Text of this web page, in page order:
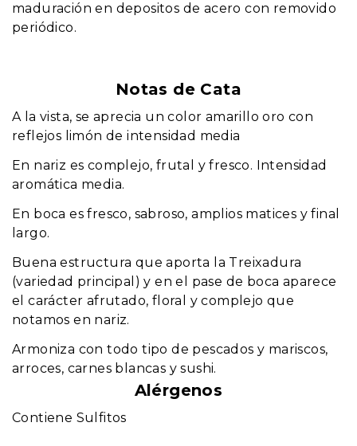
maduración en depositos de acero con removido
periódico.
Notas de Cata
A la vista, se aprecia un color amarillo oro con
reflejos limón de intensidad media
En nariz es complejo, frutal y fresco. Intensidad
aromática media.
En boca es fresco, sabroso, amplios matices y final
largo.
Buena estructura que aporta la Treixadura
(variedad principal) y en el pase de boca aparece
el carácter afrutado, floral y complejo que
notamos en nariz.
Armoniza con todo tipo de pescados y mariscos,
arroces, carnes blancas y sushi.
Alérgenos
Contiene Sulfitos